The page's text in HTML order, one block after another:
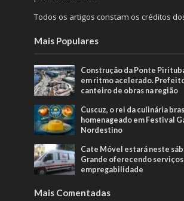
Todos os artigos constam os créditos
Mais Populares
Construção da Ponte
em ritmo acelerado.
canteiro de obras na região
Cuscuz, o rei da culinária
homenageado em Festival
Nordestino
Cate Móvel estará neste
Grande oferecendo serviços
empregabilidade
Mais Comentadas